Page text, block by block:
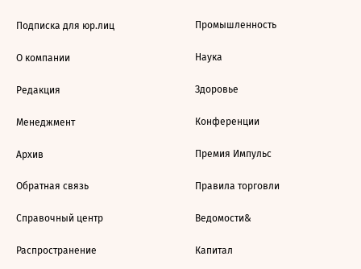
Подписка для юр.лиц
О компании
Редакция
Менеджмент
Архив
Обратная связь
Справочный центр
Распространение
Промышленность
Наука
Здоровье
Конференции
Премия Импульс
Правила торговли
Ведомости&
Капитал